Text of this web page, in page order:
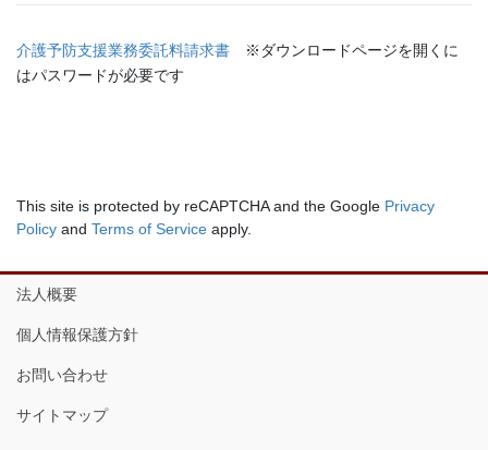
介護予防支援業務委託料請求書 ※ダウンロードページを開くに
はパスワードが必要です
This site is protected by reCAPTCHA and the Google Privacy
Policy and Terms of Service apply.
法人概要
個人情報保護方針
お問い合わせ
サイトマップ